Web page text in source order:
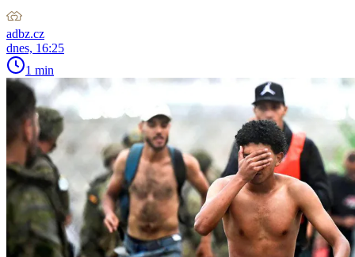
adbz.cz
dnes, 16:25
1 min